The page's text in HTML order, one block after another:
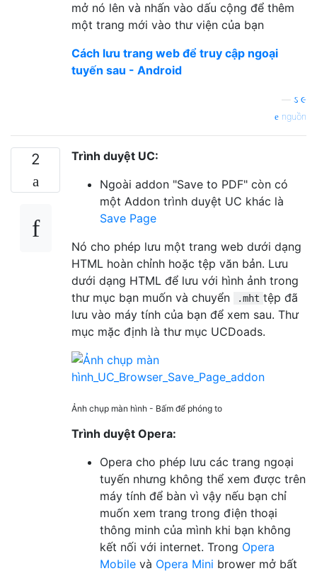
mở nó lên và nhấn vào dấu cộng để thêm
một trang mới vào thư viện của bạn
Cách lưu trang web để truy cập ngoại
tuyến sau - Android
ઽ ૯
nguồn
2
Trình duyệt UC:
Ngoài addon "Save to PDF" còn có
một Addon trình duyệt UC khác là
Save Page
Nó cho phép lưu một trang web dưới dạng
HTML hoàn chỉnh hoặc tệp văn bản. Lưu
dưới dạng HTML để lưu với hình ảnh trong
thư mục bạn muốn và chuyển
.mht tệp đã
lưu vào máy tính của bạn để xem sau. Thư
mục mặc định là thư mục UCDoads.
Ảnh chụp màn hình - Bấm để phóng to
Trình duyệt Opera:
Opera cho phép lưu các trang ngoại
tuyến nhưng không thể xem được trên
máy tính để bàn vì vậy nếu bạn chỉ
muốn xem trang trong điện thoại
thông minh của mình khi bạn không
kết nối với internet. Trong Opera
Mobile và Opera Mini brower mở bất